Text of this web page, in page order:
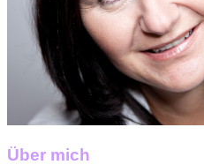
Über mich